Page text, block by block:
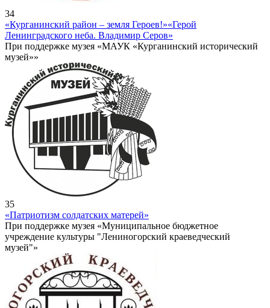
34
«Курганинский район – земля Героев!»«Герой
Ленинградского неба. Владимир Серов»
При поддержке музея «МАУК «Курганинский исторический
музей»»
35
«Патриотизм солдатских матерей»
При поддержке музея «Муниципальное бюджетное
учреждение культуры "Лениногорский краеведческий
музей"»